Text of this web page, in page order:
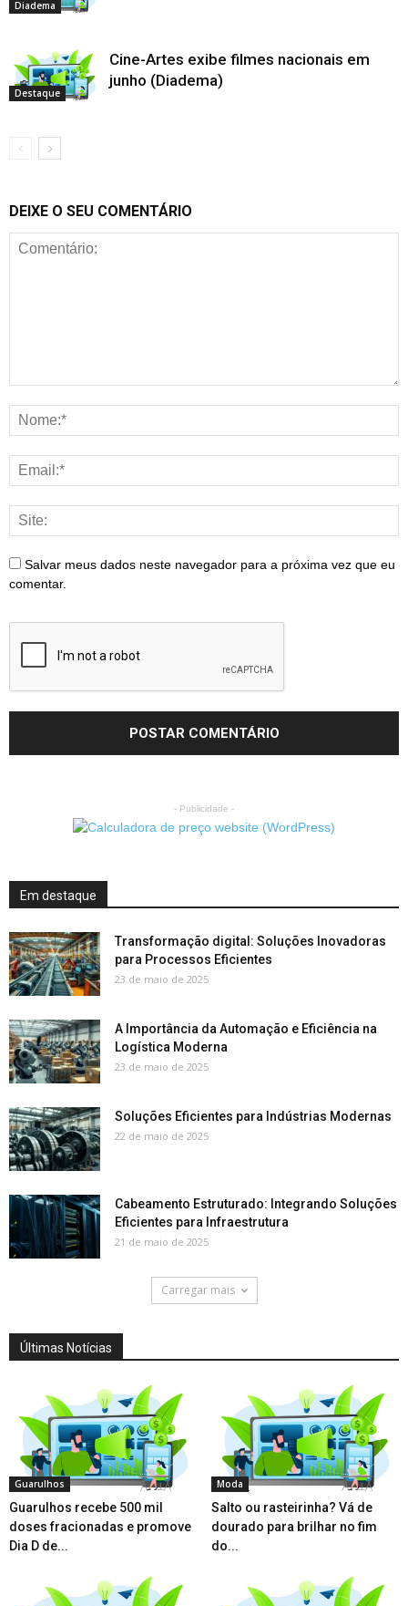
Diadema
Destaque
Cine-Artes exibe filmes nacionais em
junho (Diadema)
DEIXE O SEU COMENTÁRIO
Salvar meus dados neste navegador para a próxima vez que eu
comentar.
- Publicidade -
Em destaque
Transformação digital: Soluções Inovadoras
para Processos Eficientes
23 de maio de 2025
A Importância da Automação e Eficiência na
Logística Moderna
23 de maio de 2025
Soluções Eficientes para Indústrias Modernas
22 de maio de 2025
Cabeamento Estruturado: Integrando Soluções
Eficientes para Infraestrutura
21 de maio de 2025
Carregar mais
Últimas Notícias
Guarulhos
Guarulhos recebe 500 mil
doses fracionadas e promove
Dia D de...
Moda
Salto ou rasteirinha? Vá de
dourado para brilhar no fim
do...